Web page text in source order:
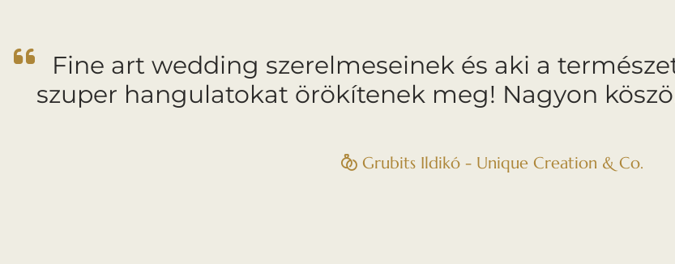
Fine art wedding szerelmeseinek és aki a
szuper hangulatokat örökítenek meg! Nagyon
Grubits Ildikó - Unique Creation & Co.